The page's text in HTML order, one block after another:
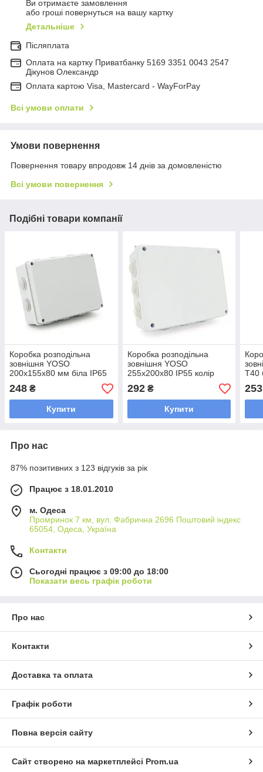
Ви отримаєте замовлення
або гроші повернуться на вашу картку
Детальніше
Післяплата
Оплата на картку Приватбанку 5169 3351 0043 2547
Дікунов Олександр
Оплата картою Visa, Mastercard - WayForPay
Всі умови оплати
Умови повернення
Повернення товару впродовж 14 днів за домовленістю
Всі умови повернення
Подібні товари компанії
Коробка розподільна
зовнішня YOSO
200x155x80 мм біла IP65
10 отворів із
гермовводами для
силових і
слабкострумових мереж
248 ₴
Купити
Коробка розподільна
зовнішня YOSO
255х200х80 IP55 колір
білий (255*200*80)
292₴
Купити
T40
IP55
253
Про нас
87% позитивних з 123 відгуків за рік
Працює з 18.01.2010
м. Одеса
Промринок 7 км, вул. Фабрична 2696 Поштовий індекс
65054, Одеса, Україна
Контакти
Сьогодні працює з 09:00 до 18:00
Показати весь графік роботи
Про нас
Контакти
Доставка та оплата
Графік роботи
Повна версія сайту
Сайт створено на маркетплейсі Prom.ua